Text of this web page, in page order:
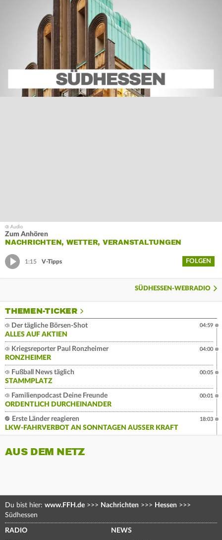
Zum Anhören
NACHRICHTEN, WETTER, VERANSTALTUNGEN
1:15 V-Tipps FOLGEN
SÜDHESSEN-WEBRADIO
THEMEN-TICKER
Der tägliche Börsen-Shot
ALLES AUF AKTIEN
04:59
Kriegsreporter Paul Ronzheimer
RONZHEIMER
04:00
Fußball News täglich
STAMMPLATZ
00:05
Familienpodcast Deine Freunde
ORDENTLICH DURCHEINANDER
00:01
Erste Länder reagieren
LKW-FAHRVERBOT AN SONNTAGEN AUSSER KRAFT
18:03
AUS DEM NETZ
Du bist hier: www.FFH.de >>> Nachrichten >>> Hessen >>>
Südhessen
RADIO NEWS